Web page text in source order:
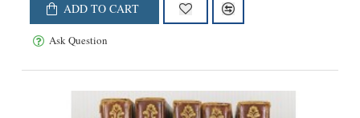
ADD TO CART
Ask Question